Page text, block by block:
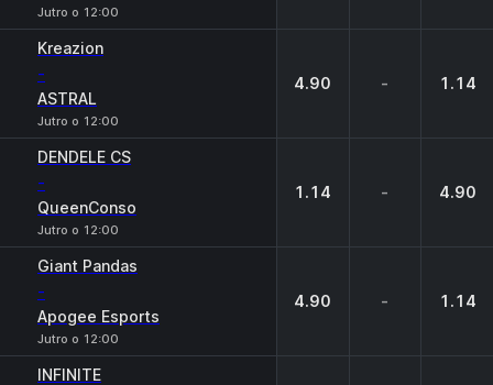
Jutro o 12:00
Kreazion
-
ASTRAL
Jutro o 12:00
4.90 - 1.14
DENDELE CS
-
QueenConso
Jutro o 12:00
1.14 - 4.90
Giant Pandas
-
Apogee Esports
Jutro o 12:00
4.90 - 1.14
INFINITE